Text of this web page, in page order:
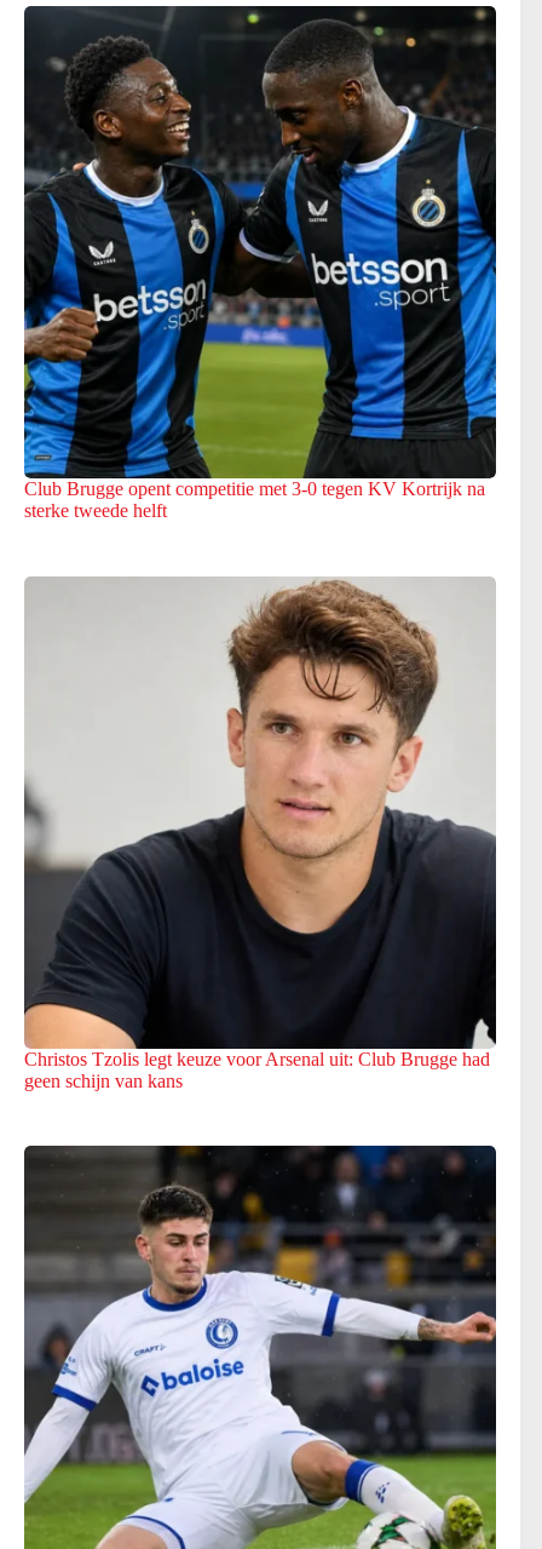
Club Brugge opent competitie met 3-0 tegen KV Kortrijk na
sterke tweede helft
Christos Tzolis legt keuze voor Arsenal uit: Club Brugge had
geen schijn van kans